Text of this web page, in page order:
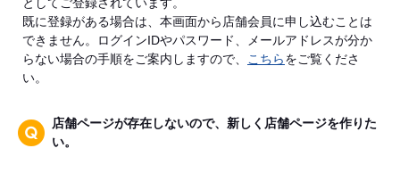
既に登録がある場合は、本画面から店舗会員に申し込むことは
できません。ログインIDやパスワード、メールアドレスが分か
らない場合の手順をご案内しますので、
こちらをご覧くださ
い。
店舗ページが存在しないので、新しく店舗ページを作りた
い。